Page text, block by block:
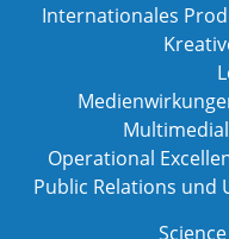
Internationales
Operational
Public Relations